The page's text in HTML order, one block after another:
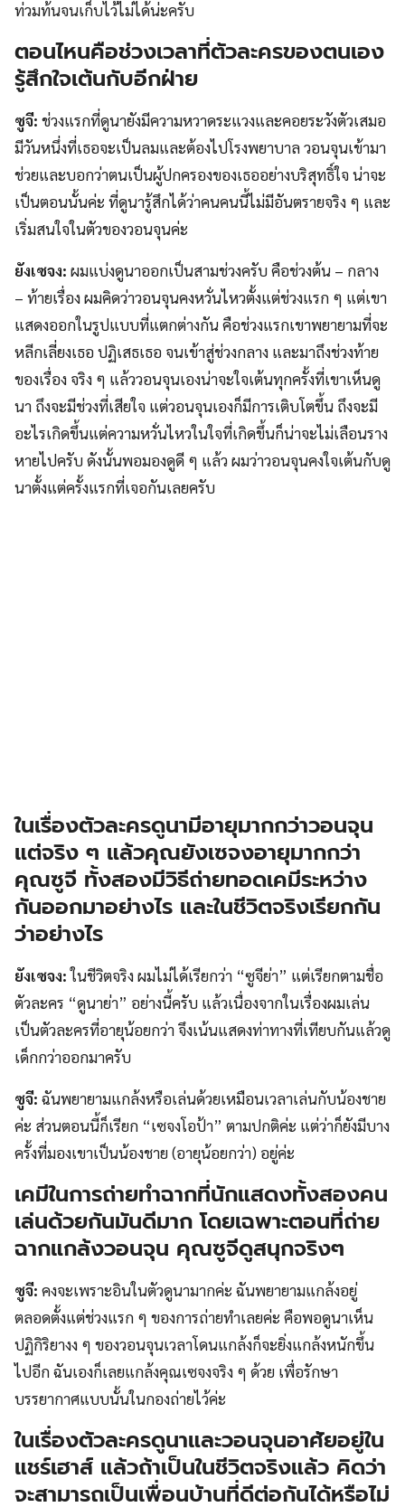
ท่วมท้นจนเก็บไว้ไม่ได้น่ะครับ
ตอนไหนคือช่วงเวลาที่ตัวละครของตนเอง
รู้สึกใจเต้นกับอีกฝ่าย
ซูจี: ช่วงแรกที่ดูนายังมีความหวาดระแวงและคอยระวังตัวเสมอ
มีวันหนึ่งที่เธอจะเป็นลมและต้องไปโรงพยาบาล วอนจุนเข้ามา
ช่วยและบอกว่าตนเป็นผู้ปกครองของเธออย่างบริสุทธิ์ใจ น่าจะ
เป็นตอนนั้นค่ะ ที่ดูนารู้สึกได้ว่าคนคนนี้ไม่มีอันตรายจริง ๆ และ
เริ่มสนใจในตัวของวอนจุนค่ะ
ยังเซจง: ผมแบ่งดูนาออกเป็นสามช่วงครับ คือช่วงต้น – กลาง
– ท้ายเรื่อง ผมคิดว่าวอนจุนคงหวั่นไหวตั้งแต่ช่วงแรก ๆ แต่เขา
แสดงออกในรูปแบบที่แตกต่างกัน คือช่วงแรกเขาพยายามที่จะ
หลีกเลี่ยงเธอ ปฏิเสธเธอ จนเข้าสู่ช่วงกลาง และมาถึงช่วงท้าย
ของเรื่อง จริง ๆ แล้ววอนจุนเองน่าจะใจเต้นทุกครั้งที่เขาเห็นดู
นา ถึงจะมีช่วงที่เสียใจ แต่วอนจุนเองก็มีการเติบโตขึ้น ถึงจะมี
อะไรเกิดขึ้นแต่ความหวั่นไหวในใจที่เกิดขึ้นก็น่าจะไม่เลือนราง
หายไปครับ ดังนั้นพอมองดูดี ๆ แล้ว ผมว่าวอนจุนคงใจเต้นกับดู
นาตั้งแต่ครั้งแรกที่เจอกันเลยครับ
ในเรื่องตัวละครดูนามีอายุมากกว่าวอนจุน
แต่จริง ๆ แล้วคุณยังเซจงอายุมากกว่า
คุณซูจี ทั้งสองมีวิธีถ่ายทอดเคมีระหว่าง
กันออกมาอย่างไร และในชีวิตจริงเรียกกัน
ว่าอย่างไร
ยังเซจง:ในชีวิตจริง ผมไม่ได้เรียกว่า “ซูจีย่า” แต่เรียกตามชื่อ
ตัวละคร “ดูนาย่า” อย่างนี้ครับ แล้วเนื่องจากในเรื่องผมเล่น
เป็นตัวละครที่อายุน้อยกว่า จึงเน้นแสดงท่าทางที่เทียบกันแล้วดู
เด็กกว่าออกมาครับ
ซูจี: ฉันพยายามแกล้งหรือเล่นด้วยเหมือนเวลาเล่นกับน้องชาย
ค่ะ ส่วนตอนนี้ก็เรียก “เซจงโอป้า” ตามปกติค่ะ แต่ว่าก็ยังมีบาง
ครั้งที่มองเขาเป็นน้องชาย (อายุน้อยกว่า) อยู่ค่ะ
เคมีในการถ่ายทำฉากที่นักแสดงทั้งสองคน
เล่นด้วยกันมันดีมาก โดยเฉพาะตอนที่ถ่าย
ฉากแกล้งวอนจุน คุณซูจีดูสนุกจริงๆ
ซูจี: คงจะเพราะอินในตัวดูนามากค่ะ ฉันพยายามแกล้งอยู่
ตลอดตั้งแต่ช่วงแรก ๆ ของการถ่ายทำเลยค่ะ คือพอดูนาเห็น
ปฏิกิริยางง ๆ ของวอนจุนเวลาโดนแกล้งก็จะยิ่งแกล้งหนักขึ้น
ไปอีก ฉันเองก็เลยแกล้งคุณเซจงจริง ๆ ด้วย เพื่อรักษา
บรรยากาศแบบนั้นในกองถ่ายไว้ค่ะ
ในเรื่องตัวละครดูนาและวอนจุนอาศัยอยู่ใน
แชร์เฮาส์ แล้วถ้าเป็นในชีวิตจริงแล้ว คิดว่า
จะสามารถเป็นเพื่อนบ้านที่ดีต่อกันได้หรือไม่